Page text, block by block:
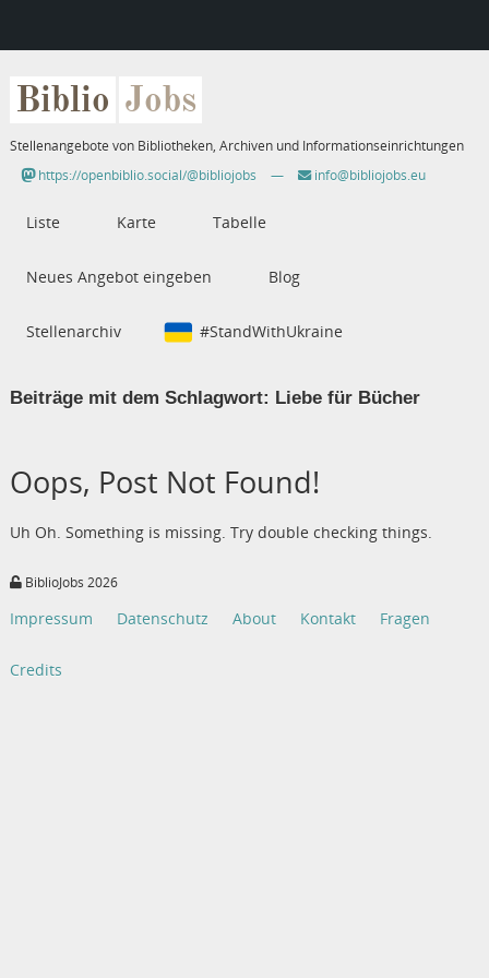
Biblio Jobs
Stellenangebote von Bibliotheken, Archiven und Informationseinrichtungen
https://openbiblio.social/@bibliojobs
— info@bibliojobs.eu
Liste Karte Tabelle
Neues Angebot eingeben Blog
Stellenarchiv #StandWithUkraine
Beiträge mit dem Schlagwort: Liebe für Bücher
Oops, Post Not Found!
Uh Oh. Something is missing. Try double checking things.
BiblioJobs 2026
Impressum Datenschutz About Kontakt Fragen
Credits